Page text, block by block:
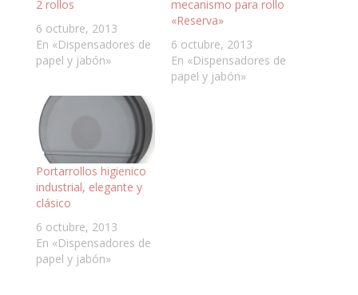
2 rollos
6 octubre, 2013
En «Dispensadores de
papel y jabón»
mecanismo para rollo
«Reserva»
6 octubre, 2013
En «Dispensadores de
papel y jabón»
Portarrollos higienico
industrial, elegante y
clásico
6 octubre, 2013
En «Dispensadores de
papel y jabón»